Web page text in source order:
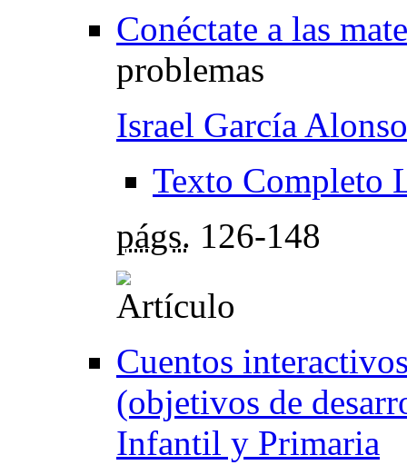
Conéctate a las
problemas
Israel García Alonso
Texto Completo
págs. 126-148
Cuentos
(objetivos de
Infantil y Primaria